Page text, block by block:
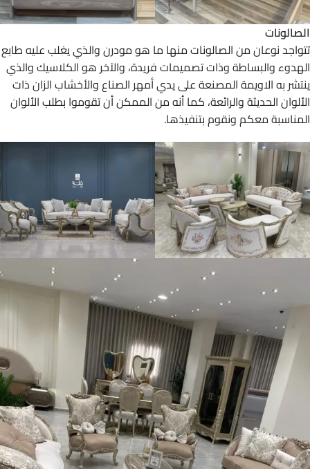
الصالونات
تتواجد نوعان من الصالونات منها ما هو مودرن والذي يغلب عليه طابع
الهدوء والبساطة وذات تصميمات فريدة، والآخر هو الكلاسيك والذي
ينتشر به الاويمة المصنعة على يدي أمهر الصناع والأخشاب الزان ذات
الألوان الحديثة والرائعة، كما أنه من الممكن أن تقوموا بطلب الألوان
المناسبة معكم ونقوم بتنفيذها.